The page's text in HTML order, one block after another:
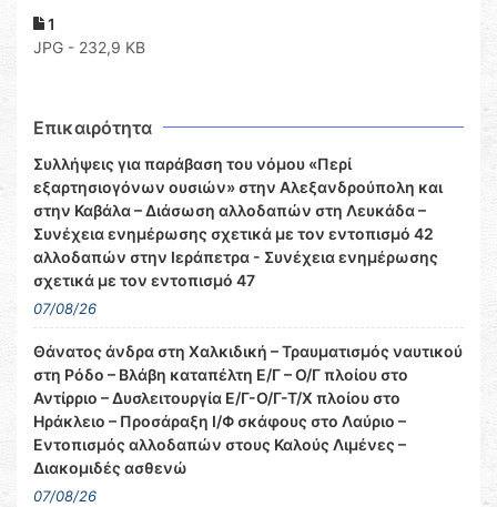
1
JPG - 232,9 KB
Επικαιρότητα
Συλλήψεις για παράβαση του νόμου «Περί
εξαρτησιογόνων ουσιών» στην Αλεξανδρούπολη και
στην Καβάλα – Διάσωση αλλοδαπών στη Λευκάδα –
Συνέχεια ενημέρωσης σχετικά με τον εντοπισμό 42
αλλοδαπών στην Ιεράπετρα - Συνέχεια ενημέρωσης
σχετικά με τον εντοπισμό 47
07/08/26
Θάνατος άνδρα στη Χαλκιδική – Τραυματισμός ναυτικού
στη Ρόδο – Βλάβη καταπέλτη Ε/Γ – Ο/Γ πλοίου στο
Αντίρριο – Δυσλειτουργία Ε/Γ-Ο/Γ-Τ/Χ πλοίου στο
Ηράκλειο – Προσάραξη Ι/Φ σκάφους στο Λαύριο –
Εντοπισμός αλλοδαπών στους Καλούς Λιμένες –
Διακομιδές ασθενώ
07/08/26